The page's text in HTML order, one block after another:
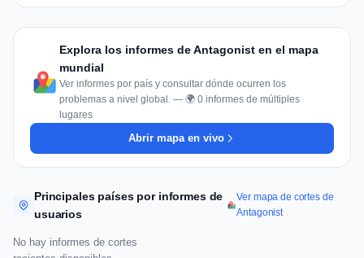
Explora los informes de Antagonist en el mapa
mundial
Ver informes por país y consultar dónde ocurren los
problemas a nivel global. — 🌍 0 informes de múltiples
lugares
Abrir mapa en vivo
Principales países por informes de
usuarios
Ver mapa de cortes de
Antagonist
No hay informes de cortes